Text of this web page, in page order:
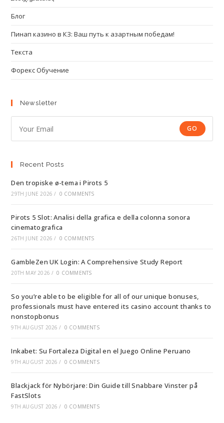
Блог
Пинап казино в КЗ: Ваш путь к азартным победам!
Текста
Форекс Обучение
Newsletter
GO
Recent Posts
Den tropiske ø-tema i Pirots 5
29TH JUNE 2026 / 0 COMMENTS
Pirots 5 Slot: Analisi della grafica e della colonna sonora
cinematografica
26TH JUNE 2026 / 0 COMMENTS
GambleZen UK Login: A Comprehensive Study Report
20TH MAY 2026 / 0 COMMENTS
So you’re able to be eligible for all of our unique bonuses,
professionals must have entered its casino account thanks to
nonstopbonus
9TH AUGUST 2026 / 0 COMMENTS
Inkabet: Su Fortaleza Digital en el Juego Online Peruano
9TH AUGUST 2026 / 0 COMMENTS
Blackjack för Nybörjare: Din Guide till Snabbare Vinster på
FastSlots
9TH AUGUST 2026 / 0 COMMENTS